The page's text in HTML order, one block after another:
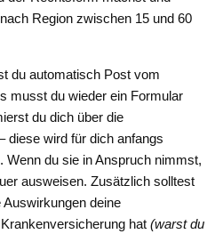
Region zwischen 15 und 60
du automatisch Post vom
musst du wieder ein Formular
du dich über die
diese wird für dich anfangs
Wenn du sie in Anspruch nimmst,
ausweisen. Zusätzlich solltest
deine
hat (warst du